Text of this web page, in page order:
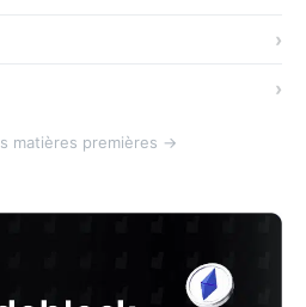
matières premières →